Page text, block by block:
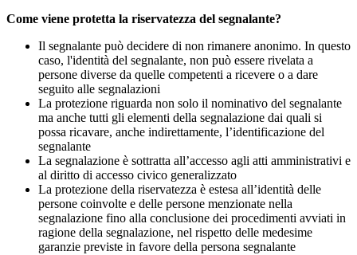
Come viene protetta la riservatezza del segnalante?
Il segnalante può decidere di non rimanere anonimo. In questo
caso, l'identità del segnalante, non può essere rivelata a
persone diverse da quelle competenti a ricevere o a dare
seguito alle segnalazioni
La protezione riguarda non solo il nominativo del segnalante
ma anche tutti gli elementi della segnalazione dai quali si
possa ricavare, anche indirettamente, l’identificazione del
segnalante
La segnalazione è sottratta all’accesso agli atti amministrativi e
al diritto di accesso civico generalizzato
La protezione della riservatezza è estesa all’identità delle
persone coinvolte e delle persone menzionate nella
segnalazione fino alla conclusione dei procedimenti avviati in
ragione della segnalazione, nel rispetto delle medesime
garanzie previste in favore della persona segnalante